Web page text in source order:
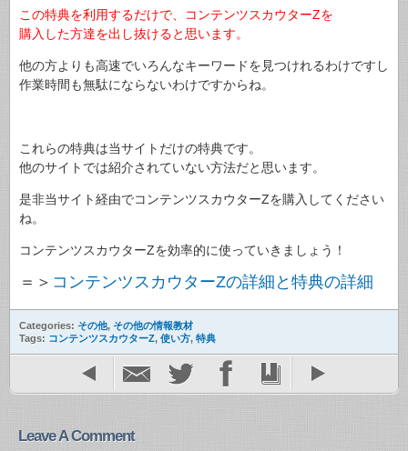
この特典を利用するだけで、コンテンツスカウターZを
購入した方達を出し抜けると思います。
他の方よりも高速でいろんなキーワードを見つけれるわけですし
作業時間も無駄にならないわけですからね。
これらの特典は当サイトだけの特典です。
他のサイトでは紹介されていない方法だと思います。
是非当サイト経由でコンテンツスカウターZを購入してください
ね。
コンテンツスカウターZを効率的に使っていきましょう！
＝＞ コンテンツスカウターZの詳細と特典の詳細
Categories: その他, その他の情報教材
Tags: コンテンツスカウターZ, 使い方, 特典
Leave A Comment